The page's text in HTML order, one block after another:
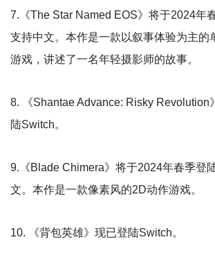
7.《The Star Named EOS》将于2024年
支持中文。本作是一款以叙事体验为主的
游戏，讲述了一名年轻摄影师的故事。
8. 《Shantae Advance: Risky Revolution
陆Switch。
9.《Blade Chimera》将于2024年春季登
文。本作是一款像素风的2D动作游戏。
10. 《背包英雄》现已登陆Switch。